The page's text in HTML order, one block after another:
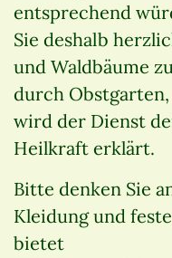
entsprechend
Sie deshalb
und Waldbäume
durch
wird der Dienst
Heilkraft erklärt.
Bitte denken Sie
Kleidung und
bietet